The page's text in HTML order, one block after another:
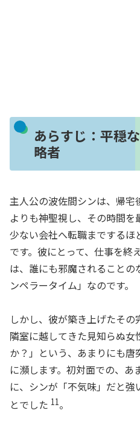
あらすじ：平穏
略者
主人公の波佐間シンは、帰
よりも神聖視し、その時間
少ない会社へ転職までする
です。彼にとって、仕事を終
は、誰にも邪魔されること
ンペラータイム」なのです。
しかし、彼が築き上げたその
隣室に越してきた見知らぬ
か？」という、あまりにも
に瀕します。初対面での、
に、シンが「不気味」だと
とでした 11。